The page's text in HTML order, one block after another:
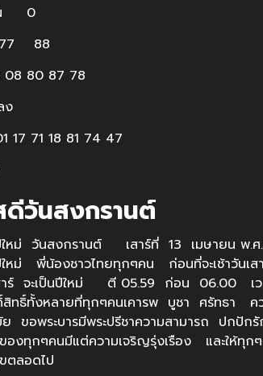
น 0
88
08 80 87 78
ง
17 71 18 81 74 47
ดีวันสงกรานต์
หม่ วันสงกรานต์ เสาร์ที่ 13 เมษายน พ.ศ
หม่ พี่น้องชาวไทยทุกๆคน ก่อนที่จะเช้าวันเส
าร์ จะเป็นปีใหม่ ตี 05.59 ก่อน 06.00 เว
ทธิ์ทั้งหลายที่ทุกๆคนเคารพ บูชา ศรัทธา ค
ขอพระบารมีพระปรีชาความสามารถ ปกปักรั
องทุกๆคนมีแต่ความเจริญรุ่งเรือง และให้
ตลอดไป